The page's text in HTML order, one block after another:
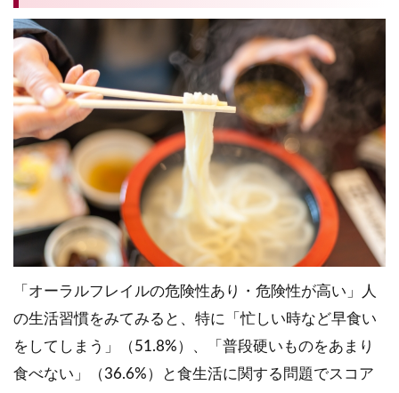
「オーラルフレイルの危険性あり・危険性が高い」人
の生活習慣をみてみると、特に「忙しい時など早食い
をしてしまう」（51.8%）、「普段硬いものをあまり
食べない」（36.6%）と食生活に関する問題でスコア